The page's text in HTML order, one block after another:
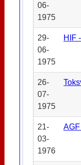
06-
1975
29-
06-
1975
HIF
26-
07-
1975
21-
03-
1976